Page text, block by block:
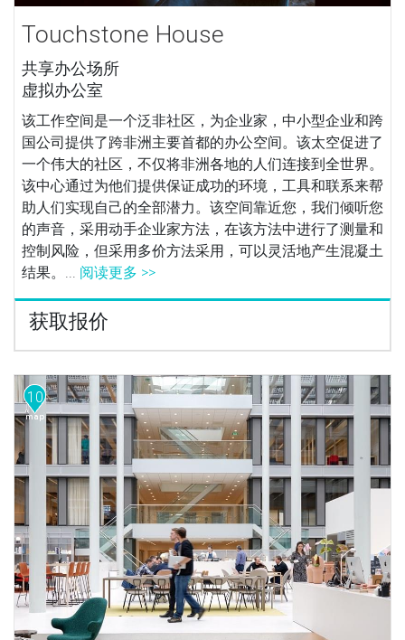
Touchstone House
共享办公场所
虚拟办公室
该工作空间是一个泛非社区，为企业家，中小型企业和跨
国公司提供了跨非洲主要首都的办公空间。该太空促进了
一个伟大的社区，不仅将非洲各地的人们连接到全世界。
该中心通过为他们提供保证成功的环境，工具和联系来帮
助人们实现自己的全部潜力。该空间靠近您，我们倾听您
的声音，采用动手企业家方法，在该方法中进行了测量和
控制风险，但采用多价方法采用，可以灵活地产生混凝土
结果。... 阅读更多 >>
获取报价
10